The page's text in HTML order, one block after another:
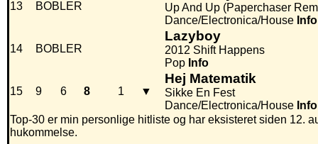
13 BOBLER
Up And Up (Paperchaser
Dance/Electronica/House Info
14 BOBLER
Lazyboy
2012 Shift Happens
Pop Info
15 9 6 8 1 ▼
Hej Matematik
Sikke En Fest
Dance/Electronica/House Info
Top-30 er min personlige hitliste og har eksisteret siden 12.
hukommelse.